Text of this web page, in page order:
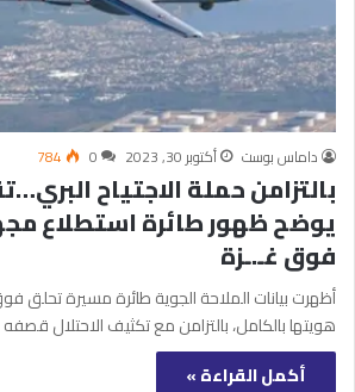
داماس بوست أكتوبر 30, 2023 0
784
بالتزامن حملة الاجتياح
يوضح ظهور طائرة استطلاع
فوق غـ.ـزة
أظهرت بيانات الملاحة الجوية طائرة مسيرة تحلق
هويتها بالكامل، بالتزامن مع تكثيف الاحتلال
أكمل القراءة »